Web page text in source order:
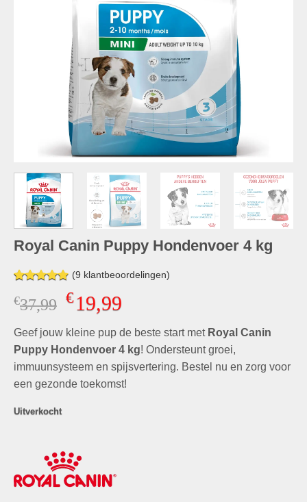
Royal Canin Puppy Hondenvoer 4 kg
Gewaardeerd
4.89op 5
gebaseerd
waarderingen
(9 klantbeoordelingen)
€37,99 Oorspronkelijke
was:
€37,99.
€19,99Huidige
is:
€19,99.
Geef jouw kleine pup de beste start met Royal Canin
Puppy Hondenvoer 4 kg! Ondersteunt groei,
immuunsysteem en spijsvertering. Bestel nu en zorg voor
een gezonde toekomst!
Uitverkocht